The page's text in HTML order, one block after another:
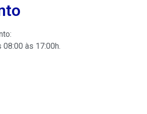
08:00 às 17:00h.